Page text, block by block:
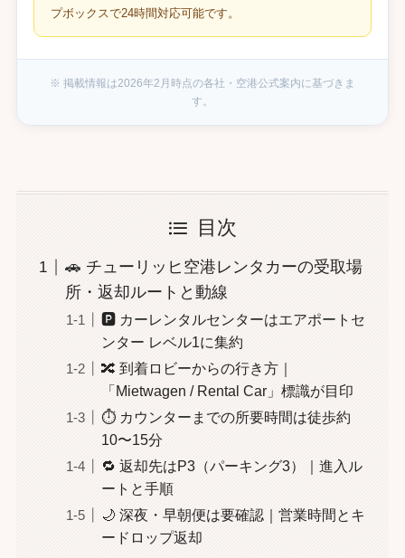
目次
🚗 チューリッヒ空港レンタカーの受取場
所・返却ルートと動線
🅿️ カーレンタルセンターはエアポートセ
ンター レベル1に集約
🔀 到着ロビーからの行き方｜
「Mietwagen / Rental Car」標識が目印
⏱️ カウンターまでの所要時間は徒歩約
10〜15分
🔁 返却先はP3（パーキング3）｜進入ル
ートと手順
🌙 深夜・早朝便は要確認｜営業時間とキ
ードロップ返却